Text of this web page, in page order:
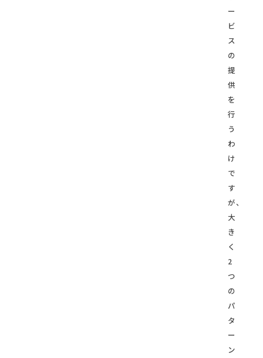
ー
ビ
ス
の
提
供
を
行
う
わ
け
で
す
が、
大
き
く
2
つ
の
パ
タ
ー
ン